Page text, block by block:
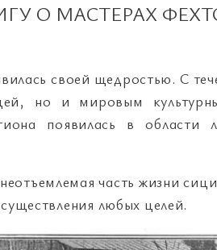
О МАСТЕРАХ
своей щедростью. С
но и мировым
появилась в
часть жизни
любых целей.